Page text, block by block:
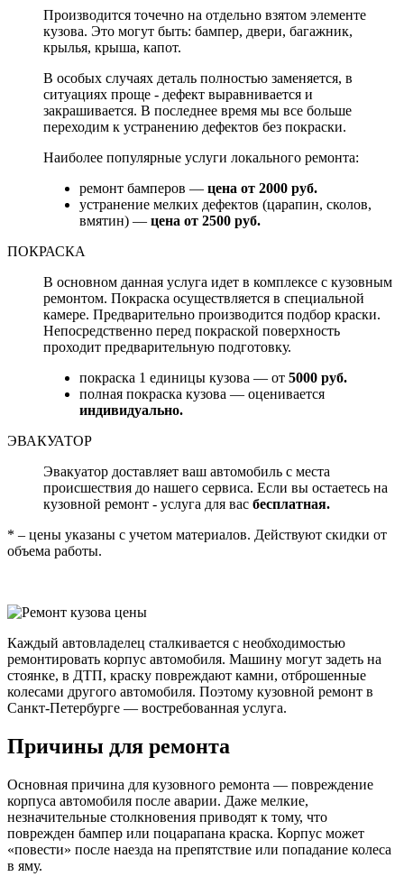
Производится точечно на отдельно взятом элементе
кузова. Это могут быть: бампер, двери, багажник,
крылья, крыша, капот.
В особых случаях деталь полностью заменяется, в
ситуациях проще - дефект выравнивается и
закрашивается. В последнее время мы все больше
переходим к устранению дефектов без покраски.
Наиболее популярные услуги локального ремонта:
ремонт бамперов — цена от 2000 руб.
устранение мелких дефектов (царапин, сколов,
вмятин) — цена от 2500 руб.
ПОКРАСКА
В основном данная услуга идет в комплексе с кузовным
ремонтом. Покраска осуществляется в специальной
камере. Предварительно производится подбор краски.
Непосредственно перед покраской поверхность
проходит предварительную подготовку.
покраска 1 единицы кузова — от 5000 руб.
полная покраска кузова — оценивается
индивидуально.
ЭВАКУАТОР
Эвакуатор доставляет ваш автомобиль с места
происшествия до нашего сервиса. Если вы остаетесь на
кузовной ремонт - услуга для вас бесплатная.
* – цены указаны с учетом материалов. Действуют скидки от
объема работы.
Каждый автовладелец сталкивается с необходимостью
ремонтировать корпус автомобиля. Машину могут задеть на
стоянке, в ДТП, краску повреждают камни, отброшенные
колесами другого автомобиля. Поэтому кузовной ремонт в
Санкт-Петербурге — востребованная услуга.
Причины для ремонта
Основная причина для кузовного ремонта — повреждение
корпуса автомобиля после аварии. Даже мелкие,
незначительные столкновения приводят к тому, что
поврежден бампер или поцарапана краска. Корпус может
«повести» после наезда на препятствие или попадание колеса
в яму.